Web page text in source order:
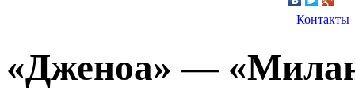
Контакты
«Дженоа» —